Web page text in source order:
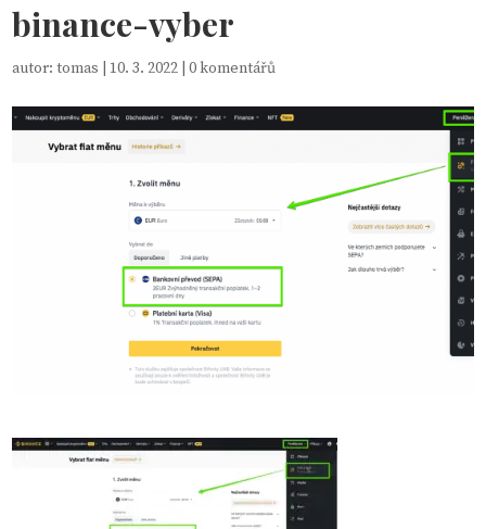
binance-vyber
autor:tomas 10. 3. 2022 |0 komentářů